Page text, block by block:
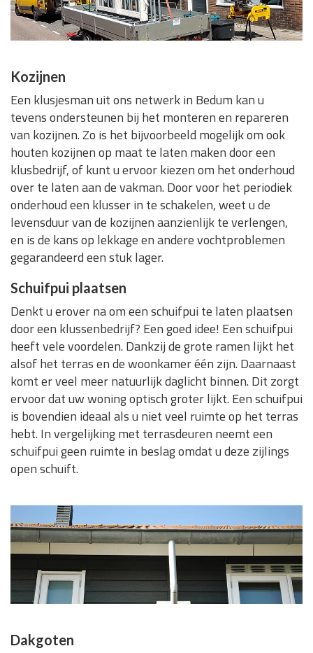
Kozijnen
Een klusjesman uit ons netwerk in Bedum kan u
tevens ondersteunen bij het monteren en repareren
van kozijnen. Zo is het bijvoorbeeld mogelijk om ook
houten kozijnen op maat te laten maken door een
klusbedrijf, of kunt u ervoor kiezen om het onderhoud
over te laten aan de vakman. Door voor het periodiek
onderhoud een klusser in te schakelen, weet u de
levensduur van de kozijnen aanzienlijk te verlengen,
en is de kans op lekkage en andere vochtproblemen
gegarandeerd een stuk lager.
Schuifpui plaatsen
Denkt u erover na om een schuifpui te laten plaatsen
door een klussenbedrijf? Een goed idee! Een schuifpui
heeft vele voordelen. Dankzij de grote ramen lijkt het
alsof het terras en de woonkamer één zijn. Daarnaast
komt er veel meer natuurlijk daglicht binnen. Dit zorgt
ervoor dat uw woning optisch groter lijkt. Een schuifpui
is bovendien ideaal als u niet veel ruimte op het terras
hebt. In vergelijking met terrasdeuren neemt een
schuifpui geen ruimte in beslag omdat u deze zijlings
open schuift.
Dakgoten